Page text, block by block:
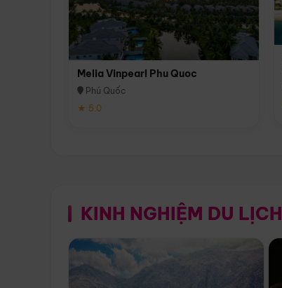
Melia Vinpearl Phu Quoc
Phú Quốc
★ 5.0
KINH NGHIỆM DU LỊCH